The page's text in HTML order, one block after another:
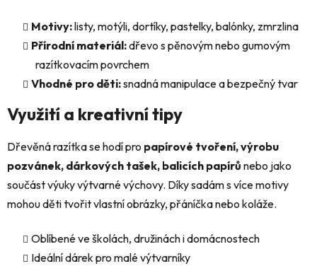
s
u
Motivy:listy, motýli, dortíky, pastelky, balónky, zmrzlina
Přírodní materiál:dřevo s pěnovým nebo gumovým
razítkovacím povrchem
Vhodné pro děti:snadná manipulace a bezpečný tvar
Využití a kreativní tipy
Dřevěná razítka se hodí pro papírové tvoření, výrobu
pozvánek, dárkových tašek, balicích papírů nebo jako
součást výuky výtvarné výchovy. Díky sadám s více motivy
mohou děti tvořit vlastní obrázky, přáníčka nebo koláže.
Oblíbené ve školách, družinách i domácnostech
Ideální dárek pro malé výtvarníky